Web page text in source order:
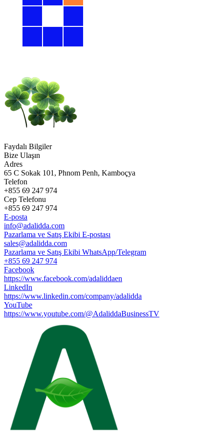
Faydalı Bilgiler
Bize Ulaşın
Adres
65 C Sokak 101, Phnom Penh, Kamboçya
Telefon
+855 69 247 974
Cep Telefonu
+855 69 247 974
E-posta
info@adalidda.com
Pazarlama ve Satış Ekibi E-postası
sales@adalidda.com
Pazarlama ve Satış Ekibi WhatsApp/Telegram
+855 69 247 974
Facebook
https://www.facebook.com/adaliddaen
LinkedIn
https://www.linkedin.com/company/adalidda
YouTube
https://www.youtube.com/@AdaliddaBusinessTV